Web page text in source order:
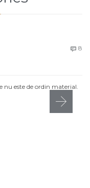
 8
este de ordin material.